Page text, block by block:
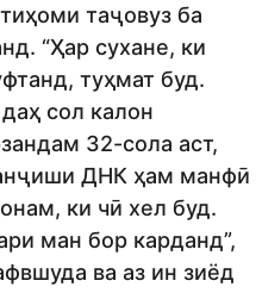
таҷовуз ба
“Ҳар сухане, ки
туҳмат буд.
сол калон
32-сола аст,
ДНК ҳам манфӣ
ки чӣ хел буд.
ман бор карданд”,
ва аз ин зиёд